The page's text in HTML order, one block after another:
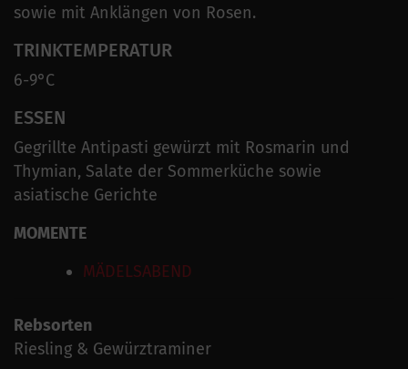
sowie mit Anklängen von Rosen.
TRINKTEMPERATUR
6-9°C
ESSEN
Gegrillte Antipasti gewürzt mit Rosmarin und
Thymian, Salate der Sommerküche sowie
asiatische Gerichte
MOMENTE
MÄDELSABEND
Rebsorten
Riesling & Gewürztraminer